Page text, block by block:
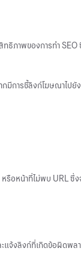
ภาพของการทำ SEO
การชี้ลิงก์โฆษณาไปยัง
รือหน้าที่ไม่พบ URL
จ้งลิงก์ที่เกิดข้อผิดพล